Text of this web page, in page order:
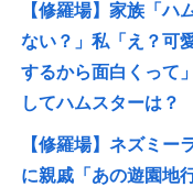
【修羅場】家族「ハ
ない？」私「え？可
するから面白くって
してハムスターは？
【修羅場】ネズミー
に親戚「あの遊園地